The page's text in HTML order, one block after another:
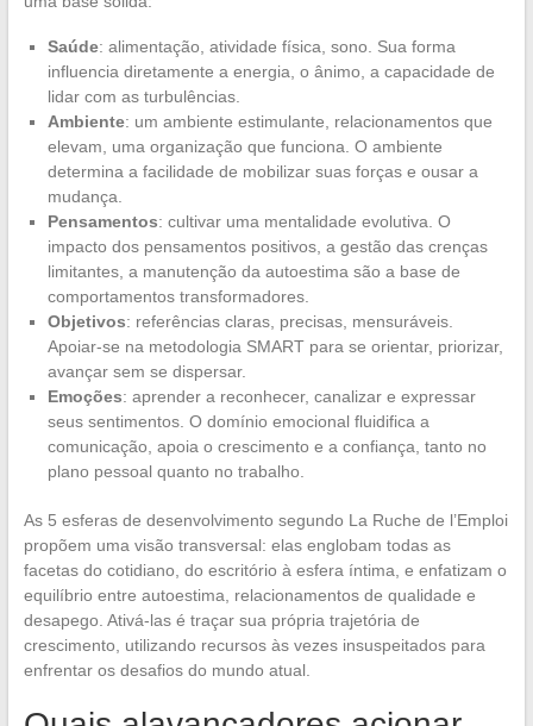
Saúde: alimentação, atividade física, sono. Sua forma
influencia diretamente a energia, o ânimo, a capacidade de
lidar com as turbulências.
Ambiente: um ambiente estimulante, relacionamentos que
elevam, uma organização que funciona. O ambiente
determina a facilidade de mobilizar suas forças e ousar a
mudança.
Pensamentos: cultivar uma mentalidade evolutiva. O
impacto dos pensamentos positivos, a gestão das crenças
limitantes, a manutenção da autoestima são a base de
comportamentos transformadores.
Objetivos: referências claras, precisas, mensuráveis.
Apoiar-se na metodologia SMART para se orientar, priorizar,
avançar sem se dispersar.
Emoções: aprender a reconhecer, canalizar e expressar
seus sentimentos. O domínio emocional fluidifica a
comunicação, apoia o crescimento e a confiança, tanto no
plano pessoal quanto no trabalho.
As 5 esferas de desenvolvimento segundo La Ruche de l’Emploi
propõem uma visão transversal: elas englobam todas as
facetas do cotidiano, do escritório à esfera íntima, e enfatizam o
equilíbrio entre autoestima, relacionamentos de qualidade e
desapego. Ativá-las é traçar sua própria trajetória de
crescimento, utilizando recursos às vezes insuspeitados para
enfrentar os desafios do mundo atual.